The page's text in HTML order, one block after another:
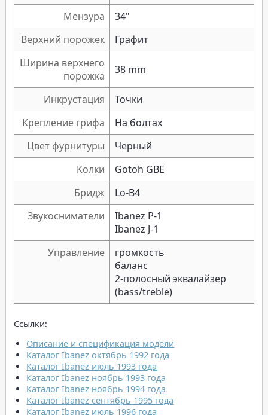
Мензура
34"
Верхний порожек
Графит
Ширина верхнего
порожка
38 mm
Инкрустация
Точки
Крепление грифа
На болтах
Цвет фурнитуры
Черный
Колки
Gotoh GBE
Бридж
Lo-B4
Звукосниматели
Ibanez P-1
Ibanez J-1
Управление
громкость
баланс
2-полосный эквалайзер
(bass/treble)
Ссылки:
Описание и спецификация модели
Каталог Ibanez октябрь 1992 года
Каталог Ibanez июль 1993 года
Каталог Ibanez ноябрь 1993 года
Каталог Ibanez ноябрь 1994 года
Каталог Ibanez сентябрь 1995 года
Каталог Ibanez июль 1996 года